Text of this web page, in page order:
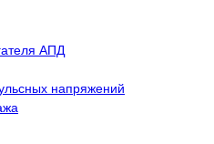
АПД
напряжений